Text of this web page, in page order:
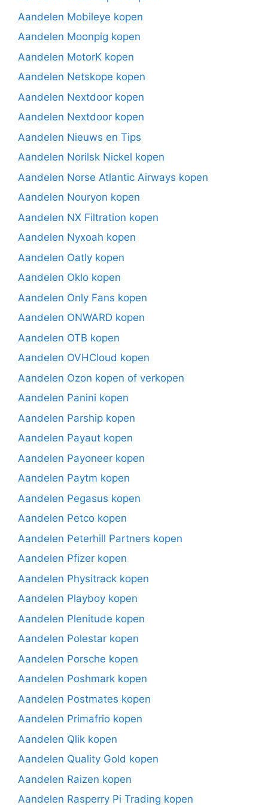
Aandelen Mobileye kopen
Aandelen Moonpig kopen
Aandelen MotorK kopen
Aandelen Netskope kopen
Aandelen Nextdoor kopen
Aandelen Nextdoor kopen
Aandelen Nieuws en Tips
Aandelen Norilsk Nickel kopen
Aandelen Norse Atlantic Airways kopen
Aandelen Nouryon kopen
Aandelen NX Filtration kopen
Aandelen Nyxoah kopen
Aandelen Oatly kopen
Aandelen Oklo kopen
Aandelen Only Fans kopen
Aandelen ONWARD kopen
Aandelen OTB kopen
Aandelen OVHCloud kopen
Aandelen Ozon kopen of verkopen
Aandelen Panini kopen
Aandelen Parship kopen
Aandelen Payaut kopen
Aandelen Payoneer kopen
Aandelen Paytm kopen
Aandelen Pegasus kopen
Aandelen Petco kopen
Aandelen Peterhill Partners kopen
Aandelen Pfizer kopen
Aandelen Physitrack kopen
Aandelen Playboy kopen
Aandelen Plenitude kopen
Aandelen Polestar kopen
Aandelen Porsche kopen
Aandelen Poshmark kopen
Aandelen Postmates kopen
Aandelen Primafrio kopen
Aandelen Qlik kopen
Aandelen Quality Gold kopen
Aandelen Raizen kopen
Aandelen Rasperry Pi Trading kopen